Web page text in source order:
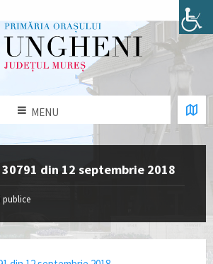
MENU
din 12 septembrie 2018